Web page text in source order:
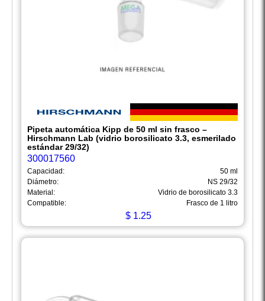
Pipeta automática Kipp de 50 ml sin frasco –
Hirschmann Lab (vidrio borosilicato 3.3, esmerilado
estándar 29/32)
300017560
Capacidad:
50 ml
Diámetro:
NS 29/32
Material:
Vidrio de borosilicato 3.3
Compatible:
Frasco de 1 litro
$ 1.25